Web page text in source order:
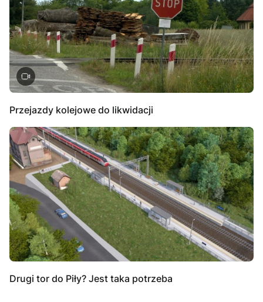
Przejazdy kolejowe do likwidacji
Drugi tor do Piły? Jest taka potrzeba